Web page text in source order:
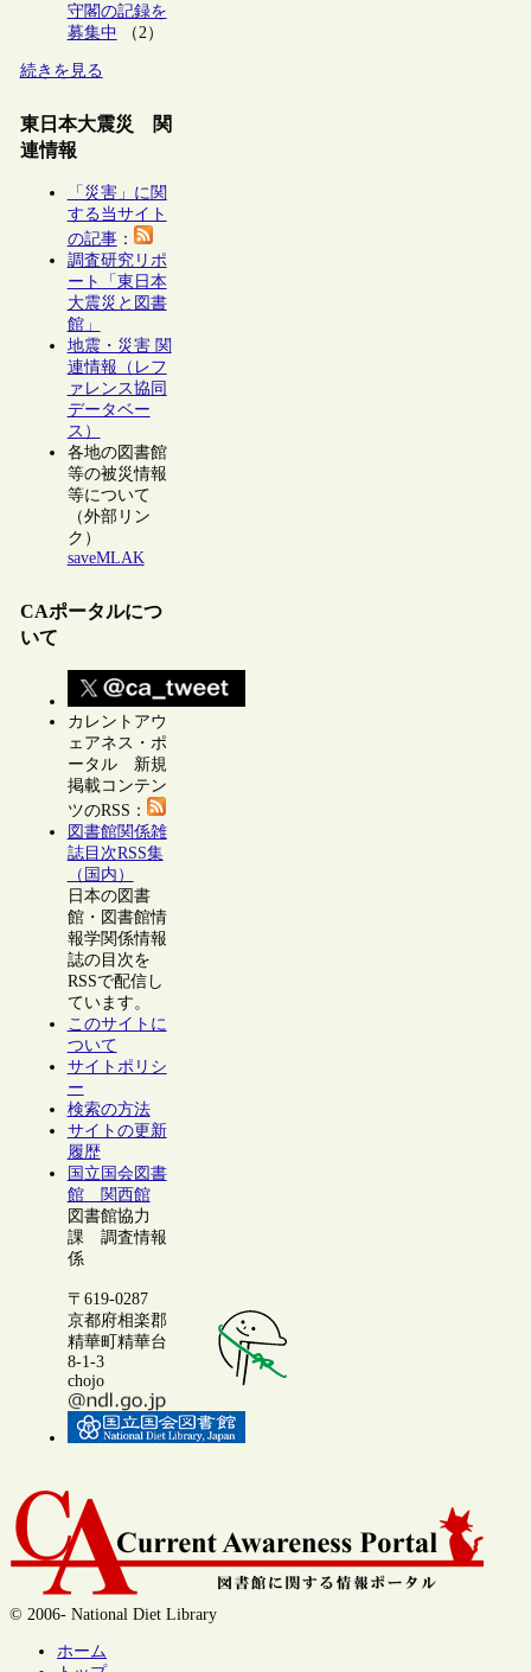
守閣の記録を
募集中 （2）
続きを見る
東日本大震災 関
連情報
「災害」に関
する当サイト
の記事：
調査研究リポ
ート「東日本
大震災と図書
館」
地震・災害 関
連情報（レフ
ァレンス協同
データベー
ス）
各地の図書館
等の被災情報
等について
（外部リン
ク）
saveMLAK
CAポータルにつ
いて
カレントアウ
ェアネス・ポ
ータル 新規
掲載コンテン
ツのRSS：
図書館関係雑
誌目次RSS集
（国内）
日本の図書
館・図書館情
報学関係情報
誌の目次を
RSSで配信し
ています。
このサイトに
ついて
サイトポリシ
ー
検索の方法
サイトの更新
履歴
国立国会図書
館 関西館
図書館協力
課 調査情報
係
〒619-0287
京都府相楽郡
精華町精華台
8-1-3
chojo
© 2006- National Diet Library
ホーム